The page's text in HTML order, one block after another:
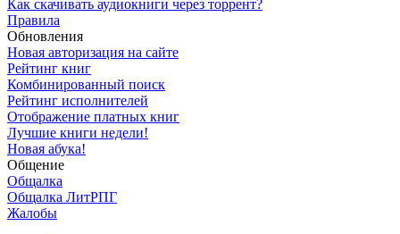
Как скачивать аудиокниги через торрент?
Правила
Обновления
Новая авторизация на сайте
Рейтинг книг
Комбинированный поиск
Рейтинг исполнителей
Отображение платных книг
Лучшие книги недели!
Новая абука!
Общение
Общалка
Общалка ЛитРПГ
Жалобы